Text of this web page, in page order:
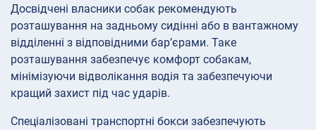
Досвідчені власники собак рекомендують
розташування на задньому сидінні або в вантажному
відділенні з відповідними бар’єрами. Таке
розташування забезпечує комфорт собакам,
мінімізуючи відволікання водія та забезпечуючи
кращий захист під час ударів.
Спеціалізовані транспортні бокси забезпечують